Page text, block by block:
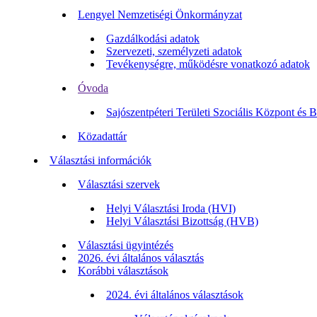
Lengyel Nemzetiségi Önkormányzat
Gazdálkodási adatok
Szervezeti, személyzeti adatok
Tevékenységre, működésre vonatkozó adatok
Óvoda
Sajószentpéteri Területi Szociális Központ és
Közadattár
Választási információk
Választási szervek
Helyi Választási Iroda (HVI)
Helyi Választási Bizottság (HVB)
Választási ügyintézés
2026. évi általános választás
Korábbi választások
2024. évi általános választások